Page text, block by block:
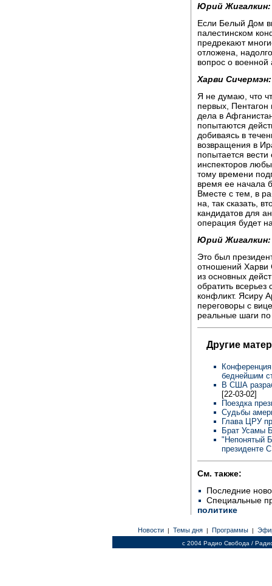
Юрий Жигалкин:
Если Белый Дом
палестинском
предрекают
отложена,
вопрос о военной
Харви Сичермэн:
Я не думаю, что
первых, Пентагон
дела в
попытаются
добиваясь в
возвращения в
попытается
инспекторов
тому времени
время ее начала
Вместе с тем, в
на, так сказать,
кандидатов для
операция будет
Юрий Жигалкин:
Это был
отношений Харви
из основных
обратить всерьез
конфликт. Ясиру
переговоры с
реальные шаги
Другие
беднейшим
В США
[22-03-02]
Поездка
Судьбы
Глава ЦРУ
Брат Усамы
"Непонятый
президенте
См. также:
Последние
Специальные
политике
Новости | Темы дня | Программы |
c 2004 Радио Свобода /